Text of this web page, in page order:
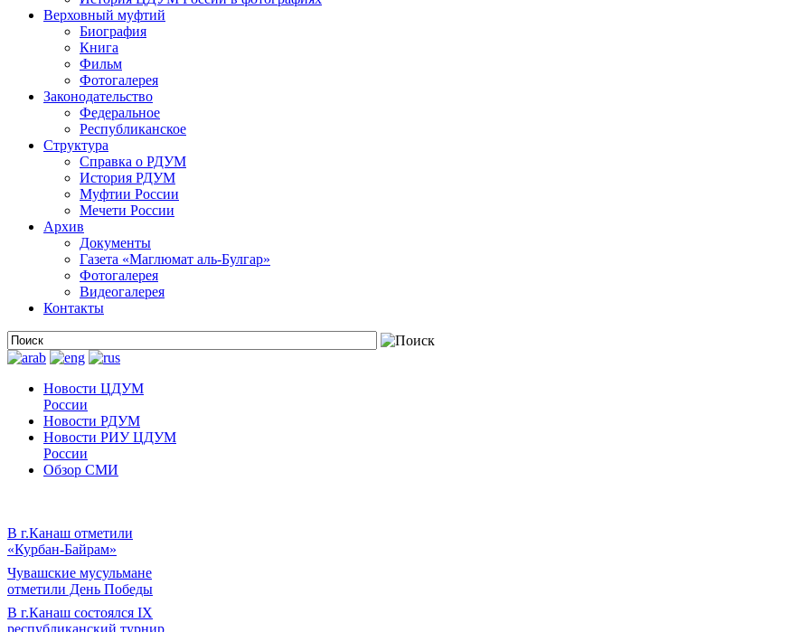
Верховный муфтий
Биография
Книга
Фильм
Фотогалерея
Законодательство
Федеральное
Республиканское
Структура
Справка о РДУМ
История РДУМ
Муфтии России
Мечети России
Архив
Документы
Газета «Маглюмат аль-Булгар»
Фотогалерея
Видеогалерея
Контакты
Новости ЦДУМ
России
Новости РДУМ
Новости РИУ ЦДУМ
России
Обзор СМИ
В г.Канаш отметили
«Курбан-Байрам»
Чувашские мусульмане
отметили День Победы
В г.Канаш состоялся IX
республиканский турнир